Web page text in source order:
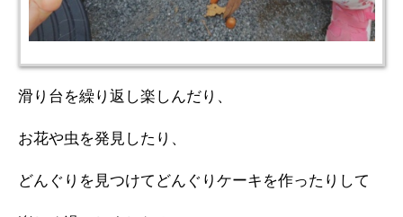
滑り台を繰り返し楽しんだり、
お花や虫を発見したり、
どんぐりを見つけてどんぐりケーキを作ったりして